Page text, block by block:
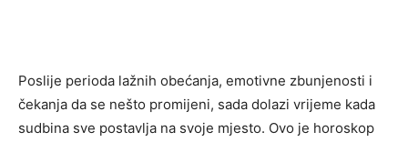
Poslije perioda lažnih obećanja, emotivne zbunjenosti i
čekanja da se nešto promijeni, sada dolazi vrijeme kada
sudbina sve postavlja na svoje mjesto. Ovo je horoskop